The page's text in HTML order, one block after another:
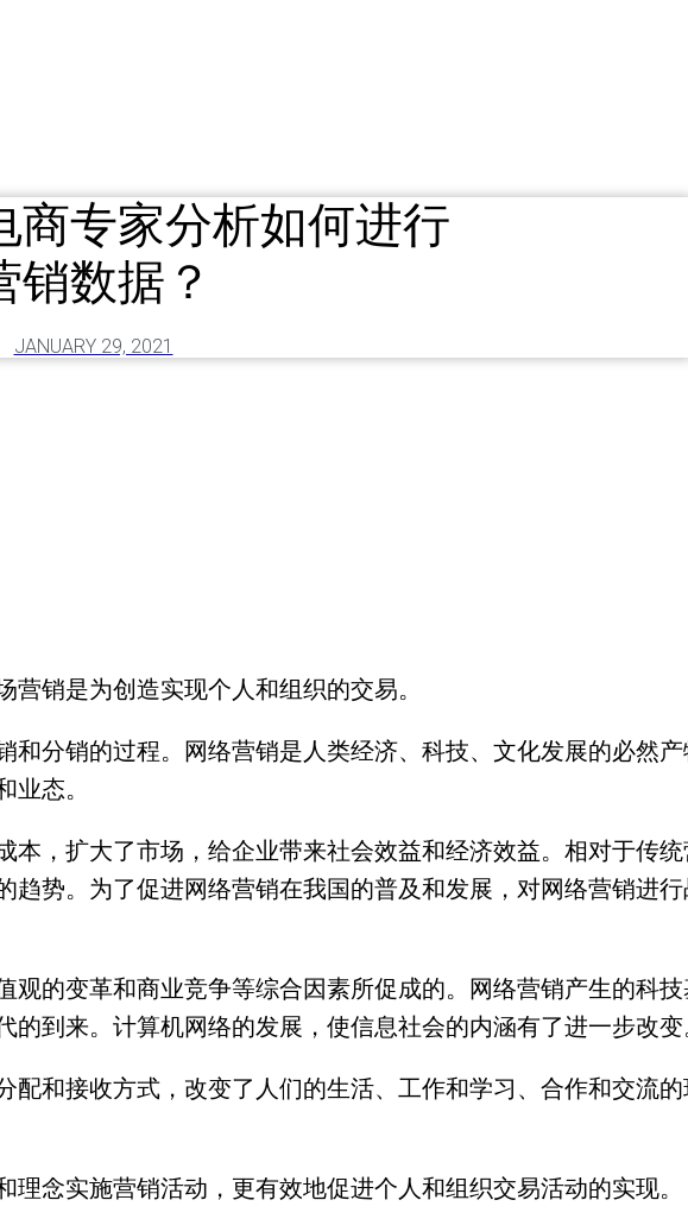
商专家分析如何进行
销数据？
JANUARY 29, 2021
销是为创造实现个人和组织的交易。
分销的过程。网络营销是人类经济、科技、文化发展的必然
态。
本，扩大了市场，给企业带来社会效益和经济效益。相对于传
趋势。为了促进网络营销在我国的普及和发展，对网络营销进
观的变革和商业竞争等综合因素所促成的。网络营销产生的科
到来。计算机网络的发展，使信息社会的内涵有了进一步改变
和接收方式，改变了人们的生活、工作和学习、合作和交流
念实施营销活动，更有效地促进个人和组织交易活动的实现。